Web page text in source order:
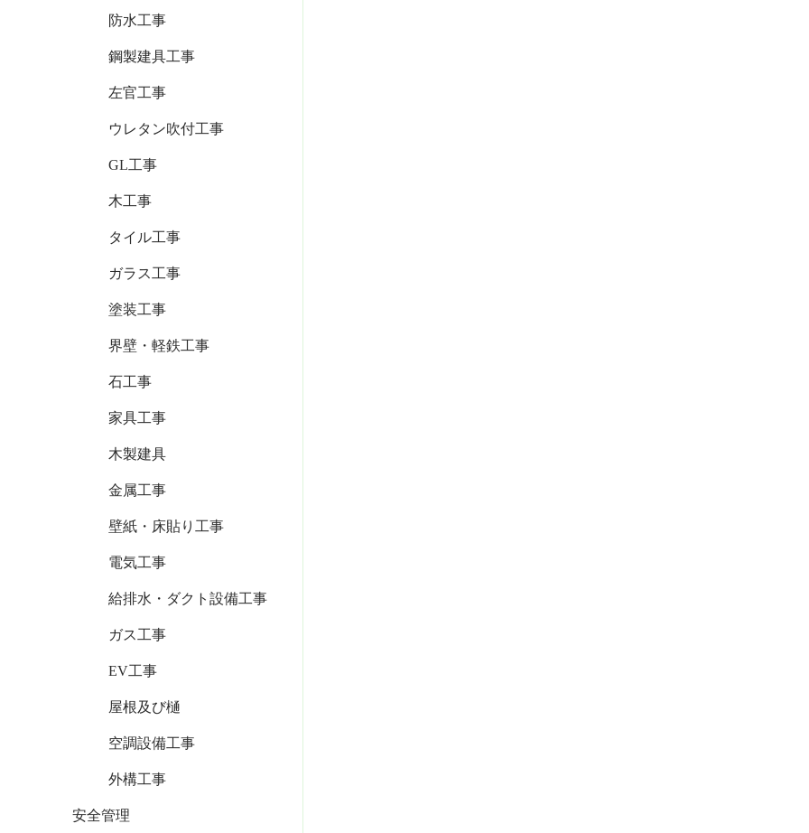
防水工事
鋼製建具工事
左官工事
ウレタン吹付工事
GL工事
木工事
タイル工事
ガラス工事
塗装工事
界壁・軽鉄工事
石工事
家具工事
木製建具
金属工事
壁紙・床貼り工事
電気工事
給排水・ダクト設備工事
ガス工事
EV工事
屋根及び樋
空調設備工事
外構工事
安全管理